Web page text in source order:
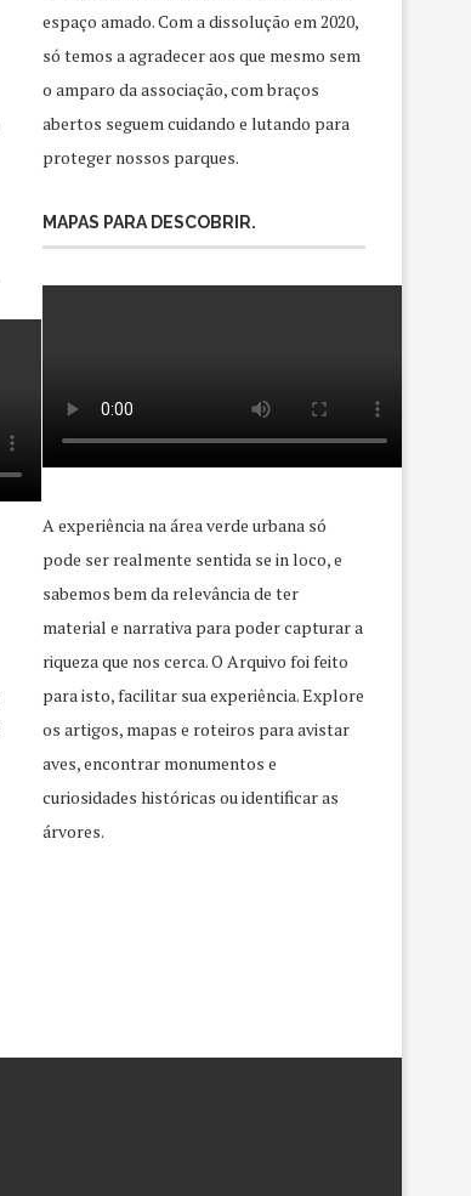
espaço amado. Com a dissolução em 2020,
só temos a agradecer aos que mesmo sem
o amparo da associação, com braços
abertos seguem cuidando e lutando para
proteger nossos parques.
MAPAS PARA DESCOBRIR.
A experiência na área verde urbana só
pode ser realmente sentida se in loco, e
sabemos bem da relevância de ter
material e narrativa para poder capturar a
riqueza que nos cerca. O Arquivo foi feito
para isto, facilitar sua experiência. Explore
os artigos, mapas e roteiros para avistar
aves, encontrar monumentos e
curiosidades históricas ou identificar as
árvores.